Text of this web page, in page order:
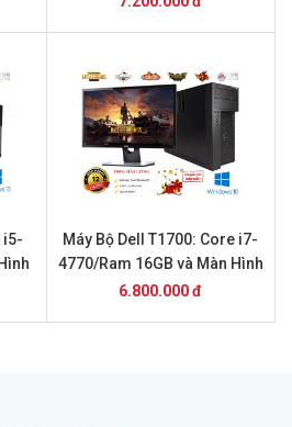
i5-
Máy Bộ Dell T1700: Core i7-
4770/Ram 16GB và Màn Hình
24inch
6.800.000 đ